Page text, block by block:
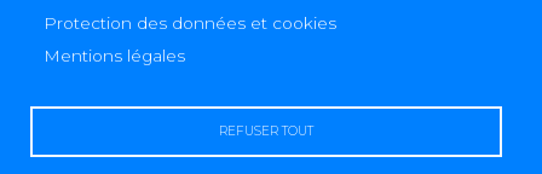
Protection des données et cookies
Mentions légales
REFUSER TOUT
4 allée des Messageries, 92270 Bois-Colombes, France
+(33) 1 57 61 10 00